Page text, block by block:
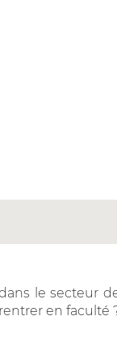
le secteur
en faculté